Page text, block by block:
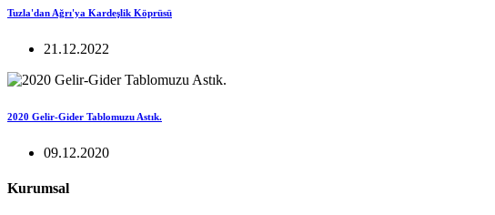
Tuzla'dan Ağrı'ya Kardeşlik Köprüsü
21.12.2022
2020 Gelir-Gider Tablomuzu Astık.
09.12.2020
Kurumsal